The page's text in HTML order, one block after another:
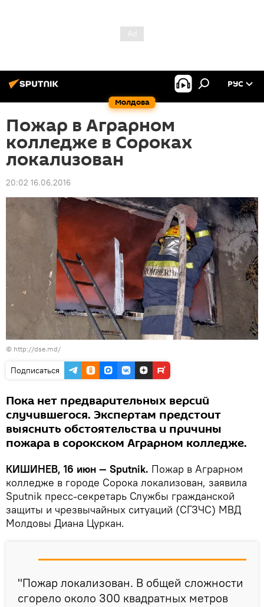
Молдова
РУС
Пожар в Аграрном
колледже в Сороках
локализован
20:02 16.06.2016
© http://dse.md/
Подписаться
Пока нет предварительных версий
случившегося. Экспертам предстоит
выяснить обстоятельства и причины
пожара в сорокском Аграрном колледже.
КИШИНЕВ, 16 июн — Sputnik. Пожар в Аграрном
колледже в городе Сорока локализован, заявила
Sputnik пресс-секретарь Службы гражданской
защиты и чрезвычайных ситуаций (СГЗЧС) МВД
Молдовы Диана Цуркан.
"Пожар локализован. В общей сложности
сгорело около 300 квадратных метров